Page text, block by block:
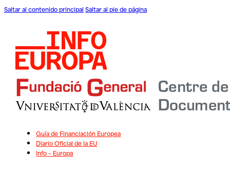
Saltar al contenido principal Saltar al pie de página
Guía de Financiación Europea
Diario Oficial de la EU
Info – Europa